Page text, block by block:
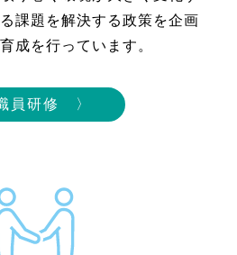
課題を解決する政策を企画
成を行っています。
員研修 〉